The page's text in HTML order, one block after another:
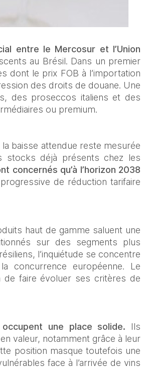
entre le Mercosur et l’Union
au Brésil. Dans un premier
dont le prix FOB à l’importation
des droits de douane. Une
des proseccos italiens et des
ou premium.
baisse attendue reste mesurée
stocks déjà présents chez les
concernés qu’à l’horizon 2038
de réduction tarifaire
haut de gamme saluent une
sur des segments plus
l’inquiétude se concentre
concurrence européenne. Le
de faire évoluer ses critères de
une place solide. Ils
valeur, notamment grâce à leur
position masque toutefois une
face à l’arrivée de vins